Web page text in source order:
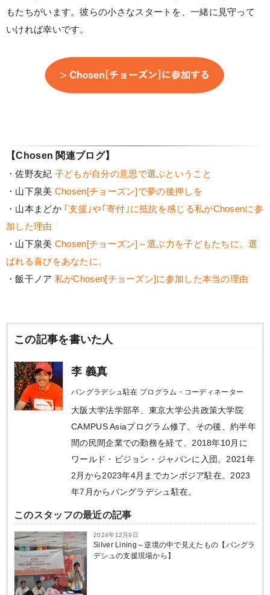
もたちがいます。彼らの小さなスタートを、一緒に見守って
いければ幸いです。
【Chosen 関連ブログ】
・佐野友紀 子どもが自分の意思で選ぶということ
・山下泉美 Chosen[チョーズン]で夢の後押しを
・山本まどか｢支援｣や｢寄付｣に抵抗を感じる私がChosenに参
加した理由
・山下泉美 Chosen[チョーズン]～選ぶ力を子どもたちに。選
ばれる喜びをあなたに。
・飯干ノア 私がChosen[チョーズン]に参加した本当の理由
この記事を書いた人
李 義真
バングラデシュ駐在 プログラム・コーディネーター
大阪大学法学部卒、東京大学公共政策大学院
CAMPUS Asiaプログラム修了。その後、約半年
間の民間企業での勤務を経て、2018年10月に
ワールド・ビジョン・ジャパンに入団。2021年
2月から2023年4月までカンボジア駐在。2023
年7月からバングラデシュ駐在。
このスタッフの最近の記事
2024年12月9日
Silver Lining～逆境の中で見えたもの【バングラ
デシュの支援現場から】